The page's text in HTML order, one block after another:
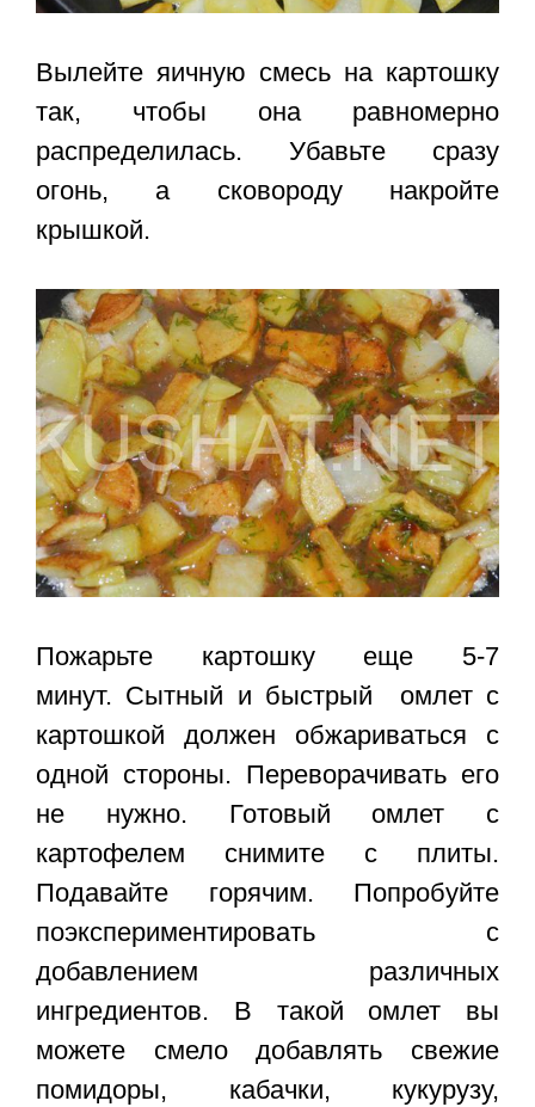
Вылейте яичную смесь на картошку
так, чтобы она равномерно
распределилась. Убавьте сразу
огонь, а сковороду накройте
крышкой.
Пожарьте картошку еще 5-7
минут. Сытный и быстрый омлет с
картошкой должен обжариваться с
одной стороны. Переворачивать его
не нужно. Готовый омлет с
картофелем снимите с плиты.
Подавайте горячим. Попробуйте
поэкспериментировать с
добавлением различных
ингредиентов. В такой омлет вы
можете смело добавлять свежие
помидоры, кабачки, кукурузу,